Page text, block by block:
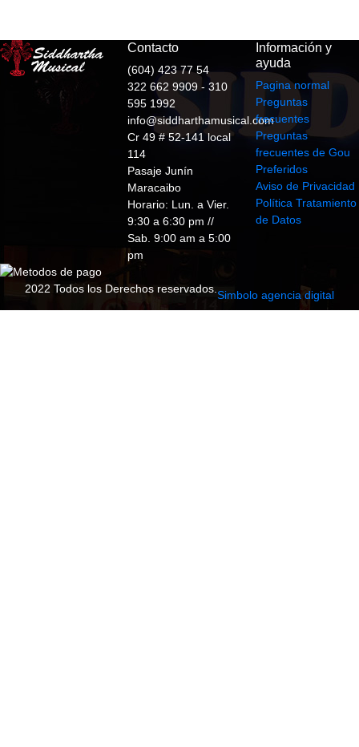
Contacto
(604) 423 77 54
322 662 9909 - 310
595 1992
info@siddharthamusical.com
Cr 49 # 52-141 local
114
Pasaje Junín
Maracaibo
Horario: Lun. a Vier.
9:30 a 6:30 pm //
Sab. 9:00 am a 5:00
pm
Información y
ayuda
Pagina normal
Preguntas
frecuentes
Preguntas
frecuentes de Gou
Preferidos
Aviso de Privacidad
Política Tratamiento
de Datos
2022 Todos los Derechos reservados. Simbolo agencia digital